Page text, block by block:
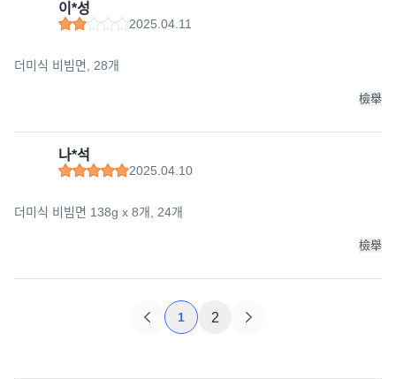
이*성
2025.04.11
더미식 비빔면, 28개
檢舉
나*석
2025.04.10
더미식 비빔면 138g x 8개, 24개
檢舉
1 2